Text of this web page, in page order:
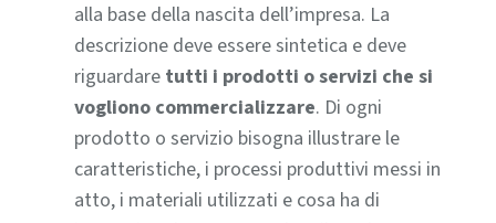
alla base della nascita dell’impresa. La
descrizione deve essere sintetica e deve
riguardare tutti i prodotti o servizi che si
vogliono commercializzare. Di ogni
prodotto o servizio bisogna illustrare le
caratteristiche, i processi produttivi messi in
atto, i materiali utilizzati e cosa ha di